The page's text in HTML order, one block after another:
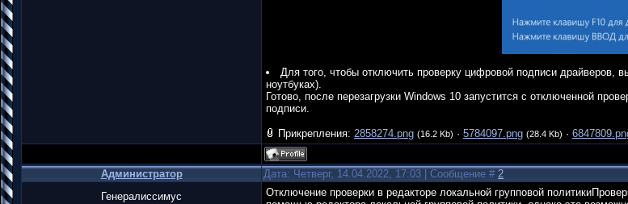
Для того, чтобы отключить проверку цифровой подписи драйверов,
ноутбуках).
Готово, после перезагрузки Windows 10 запустится с отключенной
подписи.
Прикрепления: 2858274.png (16.2 Kb) · 5784097.png (28.4 Kb) ·
Администратор Дата: Четверг, 14.04.2022, 17:03 | Сообщение # 2
Генералиссимус
Отключение проверки в редакторе локальной групповой